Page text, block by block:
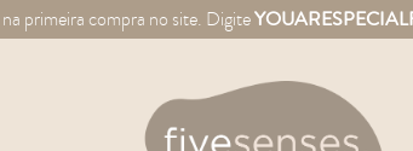
primeira compra no site. Digite